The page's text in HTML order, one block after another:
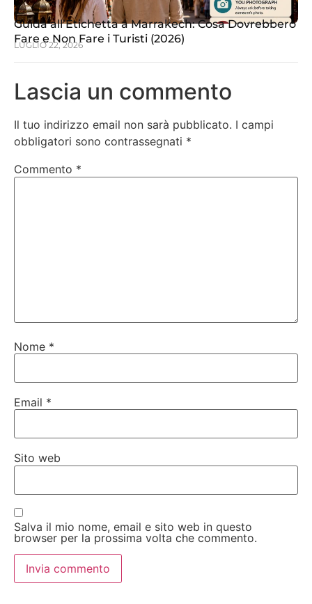
Guida all’Etichetta a Marrakech: Cosa Dovrebbero
Fare e Non Fare i Turisti (2026)
LUGLIO 22, 2026
Lascia un commento
Il tuo indirizzo email non sarà pubblicato. I campi
obbligatori sono contrassegnati *
Commento *
Nome *
Email *
Sito web
Salva il mio nome, email e sito web in questo
browser per la prossima volta che commento.